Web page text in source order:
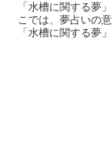
「水槽に関する夢
こでは、夢占いの
「水槽に関する夢